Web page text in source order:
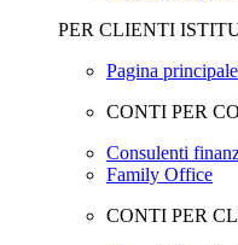
PER CLIENTI
Pagina
CONTI PER
Consulenti
Family Office
CONTI PER